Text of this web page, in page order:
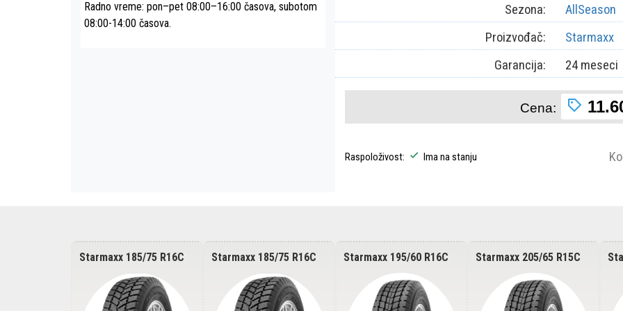
Radno vreme: pon–pet 08:00–16:00 časova, subotom
08:00-14:00 časova.
Sezona:
AllSeason
Proizvođač:
Starmaxx
Garancija:
24 meseci
Cena:
Raspoloživost: Ima na stanju
Starmaxx 185/75 R16C
PROWIN ST960
104/102R
Starmaxx 185/75 R16C
PROWIN ST960
104/102R
Starmaxx 195/60 R16C
Starmaxx 205/65 R15C
102/100T 8PR